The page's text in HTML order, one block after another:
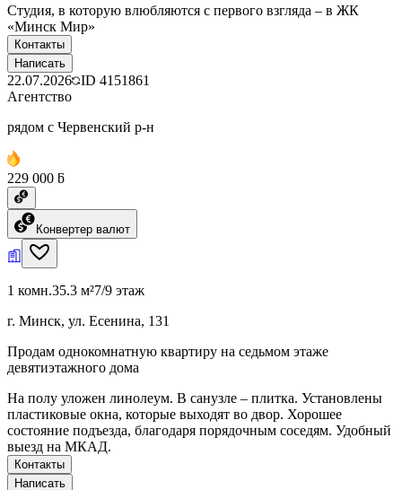
Студия, в которую влюбляются с первого взгляда – в ЖК
«Минск Мир»
Контакты
Написать
22.07.2026 ID 4151861
Агентство
рядом с Червенский р-н
229 000 ƃ
Конвертер валют
1 комн.35.3 м²7/9 этаж
г. Минск, ул. Есенина, 131
Продам однокомнатную квартиру на седьмом этаже
девятиэтажного дома
На полу уложен линолеум. В санузле – плитка. Установлены
пластиковые окна, которые выходят во двор. Хорошее
состояние подъезда, благодаря порядочным соседям. Удобный
выезд на МКАД.
Контакты
Написать